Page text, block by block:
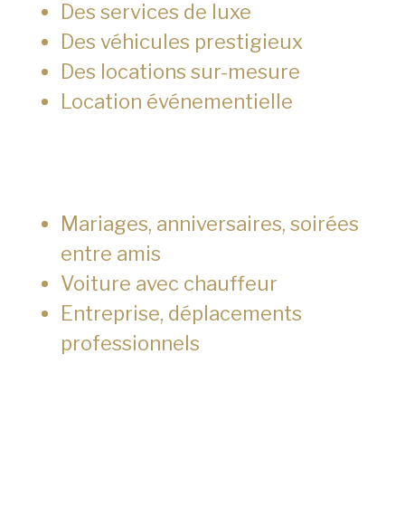
Des services de luxe
Des véhicules prestigieux
Des locations sur-mesure
Location événementielle
Mariages, anniversaires, soirées
entre amis
Voiture avec chauffeur
Entreprise, déplacements
professionnels